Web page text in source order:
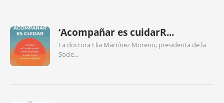
‘Acompañar es cuidarR...
La doctora Elia Martínez Moreno, presidenta de la
Socie...